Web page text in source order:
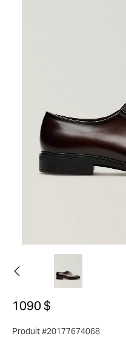
1090 $
Produit #20177674068